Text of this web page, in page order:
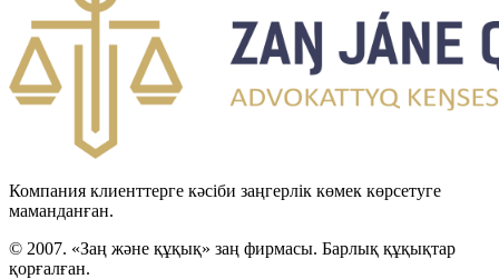
Компания клиенттерге кәсіби заңгерлік көмек көрсетуге
маманданған.
© 2007. «Заң және құқық» заң фирмасы. Барлық құқықтар
қорғалған.